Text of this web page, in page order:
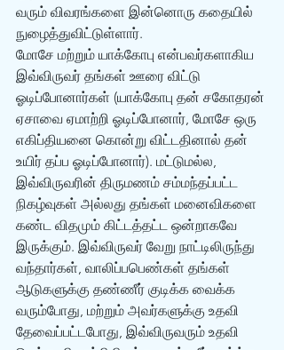
வரும் விவரங்களை இன்னொரு கதையில்
நுழைத்துவிட்டுள்ளார்.
மோசே மற்றும் யாக்கோபு என்பவர்களாகிய
இவ்விருவர் தங்கள் ஊரை விட்டு
ஓடிப்போனார்கள் (யாக்கோபு தன் சகோதரன்
ஏசாவை ஏமாற்றி ஓடிப்போனார், மோசே ஒரு
எகிப்தியனை கொன்று விட்டதினால் தன்
உயிர் தப்ப ஓடிப்போனார்). மட்டுமல்ல,
இவ்விருவரின் திருமணம் சம்மந்தப்பட்ட
நிகழ்வுகள் அல்லது தங்கள் மனைவிகளை
கண்ட விதமும் கிட்டத்தட்ட ஒன்றாகவே
இருக்கும். இவ்விருவர் வேறு நாட்டிலிருந்து
வந்தார்கள், வாலிப்பபெண்கள் தங்கள்
ஆடுகளுக்கு தண்ணீர் குடிக்க வைக்க
வரும்போது, மற்றும் அவர்களுக்கு உதவி
தேவைப்பட்டபோது, இவ்விருவரும் உதவி